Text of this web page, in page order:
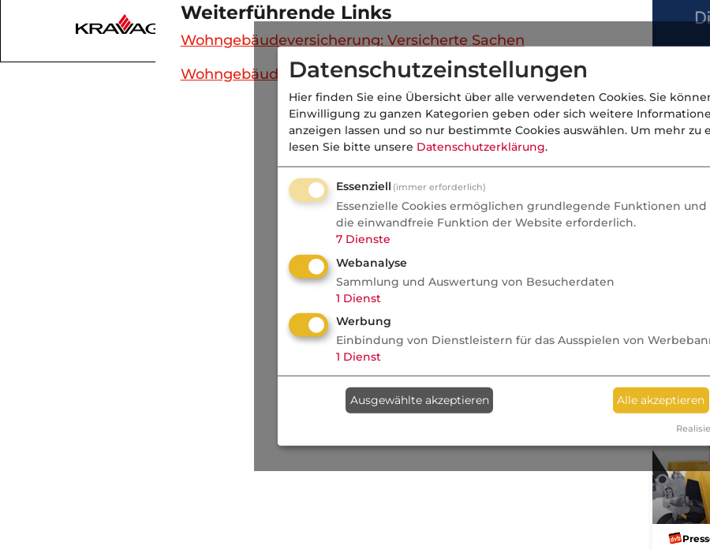
Weiterführende Links
Wohngebäudeversicherung: Versicherte Sachen
Wohngebäudeversicherung
Anzeige
Datenschutzeinstellungen
Hier finden Sie eine Übersicht über alle verwendeten Cookies. Sie
Einwilligung zu ganzen Kategorien geben oder sich weitere
anzeigen lassen und so nur bestimmte Cookies auswählen. Um mehr zu
lesen Sie bitte unsere Datenschutzerklärung.
Essenziell (immer erforderlich)
Essenzielle Cookies ermöglichen grundlegende Funktionen
die einwandfreie Funktion der Website erforderlich.
7 Dienste
Webanalyse
Sammlung und Auswertung von Besucherdaten
1 Dienst
Werbung
Einbindung von Dienstleistern für das Ausspielen von
1 Dienst
Ausgewählte akzeptieren Alle akzeptieren